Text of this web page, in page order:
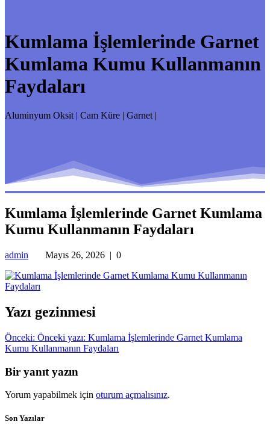
Kumlama İşlemlerinde Garnet
Kumlama Kumu Kullanmanın
Faydaları
Aluminyum Oksit | Cam Küre | Garnet |
Kumlama İşlemlerinde Garnet Kumlama
Kumu Kullanmanın Faydaları
admin Mayıs 26, 2026 | 0
Yazı gezinmesi
Önceki: Önceki yazı: Kumlama İşlemlerinde Garnet Kumlama
Kumu Kullanmanın Faydaları
Bir yanıt yazın
Yorum yapabilmek için oturum açmalısınız.
Son Yazılar